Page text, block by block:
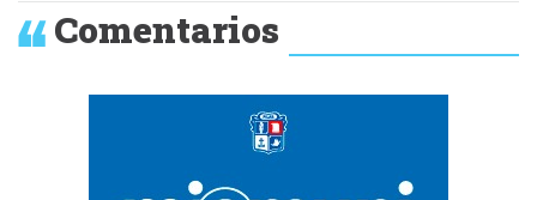
Comentarios